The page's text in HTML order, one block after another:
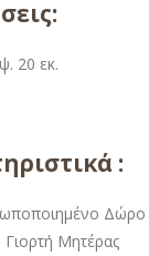
20 εκ.
:
Δώρο
Μητέρας